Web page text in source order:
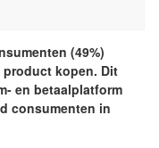
(49%)
kopen. Dit
en betaalplatform
consumenten in